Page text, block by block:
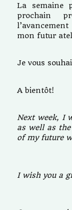
La semaine
prochain
mon futur
Je vous
A bientôt!
Next week, I
as well as
of my future
I wish you a